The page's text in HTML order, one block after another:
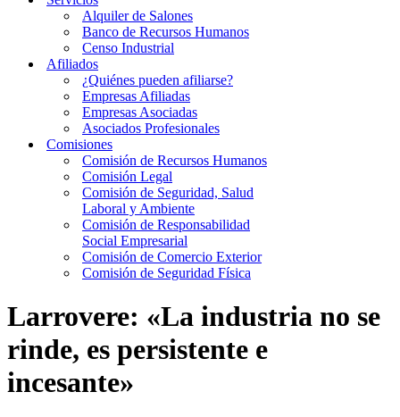
Alquiler de Salones
Banco de Recursos Humanos
Censo Industrial
Afiliados
¿Quiénes pueden afiliarse?
Empresas Afiliadas
Empresas Asociadas
Asociados Profesionales
Comisiones
Comisión de Recursos Humanos
Comisión Legal
Comisión de Seguridad, Salud
Laboral y Ambiente
Comisión de Responsabilidad
Social Empresarial
Comisión de Comercio Exterior
Comisión de Seguridad Física
Larrovere: «La industria no se
rinde, es persistente e
incesante»